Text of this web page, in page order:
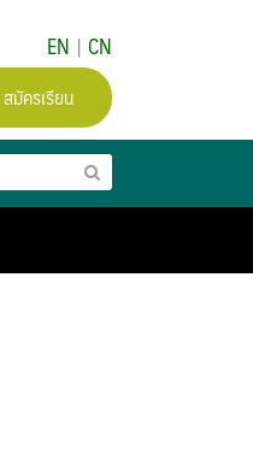
EN | CN
สมัครเรียน